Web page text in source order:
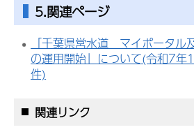
5.関連ページ
「千葉県営水道 マイポータル
の運用開始」について(令和7
件)
関連リンク